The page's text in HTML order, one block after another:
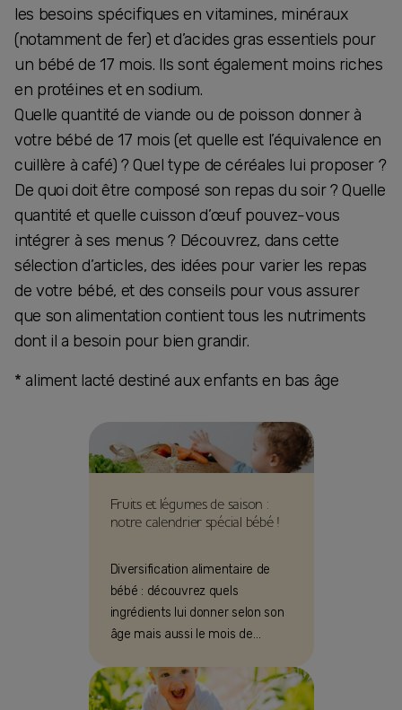
les besoins spécifiques en vitamines, minéraux
(notamment de fer) et d’acides gras essentiels pour
un bébé de 17 mois. Ils sont également moins riches
en protéines et en sodium.
Quelle quantité de viande ou de poisson donner à
votre bébé de 17 mois (et quelle est l’équivalence en
cuillère à café) ? Quel type de céréales lui proposer ?
De quoi doit être composé son repas du soir ? Quelle
quantité et quelle cuisson d’œuf pouvez-vous
intégrer à ses menus ? Découvrez, dans cette
sélection d’articles, des idées pour varier les repas
de votre bébé, et des conseils pour vous assurer
que son alimentation contient tous les nutriments
dont il a besoin pour bien grandir.
* aliment lacté destiné aux enfants en bas âge
Fruits et légumes de saison :
notre calendrier spécial bébé !
Diversification alimentaire de
bébé : découvrez quels
ingrédients lui donner selon son
âge mais aussi le mois de